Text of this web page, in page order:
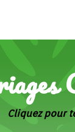
Cliquez pour